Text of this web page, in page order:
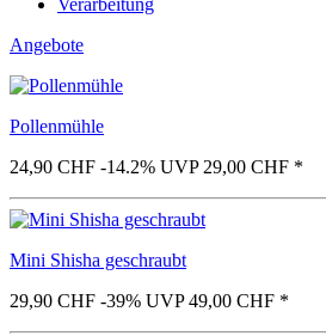
Angebote
Pollenmühle
24,90 CHF -14.2% UVP 29,00 CHF *
Mini Shisha geschraubt
29,90 CHF -39% UVP 49,00 CHF *